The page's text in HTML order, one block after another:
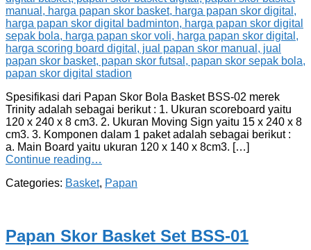
Spesifikasi dari Papan Skor Bola Basket BSS-02 merek
Trinity adalah sebagai berikut : 1. Ukuran scoreboard yaitu
120 x 240 x 8 cm3. 2. Ukuran Moving Sign yaitu 15 x 240 x 8
cm3. 3. Komponen dalam 1 paket adalah sebagai berikut :
a. Main Board yaitu ukuran 120 x 140 x 8cm3. […]
Continue reading…
Categories: Basket, Papan
Papan Skor Basket Set BSS-01